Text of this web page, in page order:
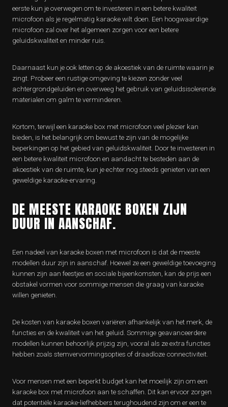
eerste kun je overwegen om te investeren in een betere kwaliteit
microfoon als je regelmatig karaoke wilt doen. Een hoogwaardige
microfoon zal over het algemeen zorgen voor een betere
geluidskwaliteit en minder ruis.
Daarnaast kun je ook letten op de akoestiek van de ruimte waarin je
zingt. Probeer een rustige omgeving te kiezen zonder veel
achtergrondgeluiden en overweeg het gebruik van geluidsisolerende
materialen om galm te verminderen.
Kortom, terwijl een karaoke box met microfoon veel plezier kan
bieden, is het belangrijk om bewust te zijn van de mogelijke
beperkingen op het gebied van geluidskwaliteit. Door te investeren in
een betere kwaliteit microfoon en aandacht te besteden aan de
akoestiek van de ruimte, kun je echter nog steeds genieten van een
geweldige karaoke-ervaring.
DE MEESTE KARAOKE BOXEN ZIJN
DUUR IN AANSCHAF.
Een nadeel van karaoke boxen met microfoon is dat de meeste
modellen duur zijn in aanschaf. Hoewel ze een geweldige toevoeging
kunnen zijn aan feestjes en sociale bijeenkomsten, kan de prijs een
obstakel vormen voor sommige mensen die graag van karaoke
willen genieten.
De kosten van karaoke boxen variëren afhankelijk van het merk, de
functies en de kwaliteit van het geluid. Sommige geavanceerdere
modellen kunnen behoorlijk prijzig zijn, vooral als ze extra functies
hebben zoals stemvervormingsopties of draadloze connectiviteit.
Voor mensen met een beperkt budget kan het moeilijk zijn om een
karaoke box met microfoon aan te schaffen. Dit kan ervoor zorgen
dat potentiële karaoke-liefhebbers terughoudend zijn om er een te